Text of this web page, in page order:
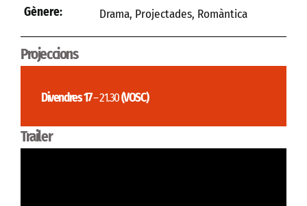
Gènere:
Drama, Projectades, Romàntica
Projeccions
Divendres 17– 21.30(VOSC)
Trailer